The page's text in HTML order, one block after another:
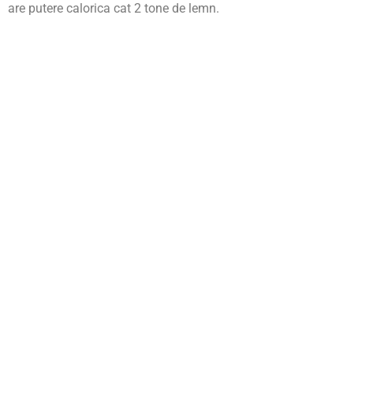
are putere calorica cat 2 tone de lemn.